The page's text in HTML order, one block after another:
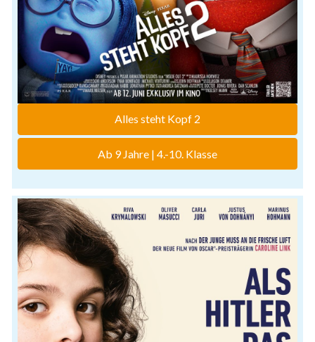
Alles steht Kopf 2
Ab 9 Jahre | 4.-10. Klasse